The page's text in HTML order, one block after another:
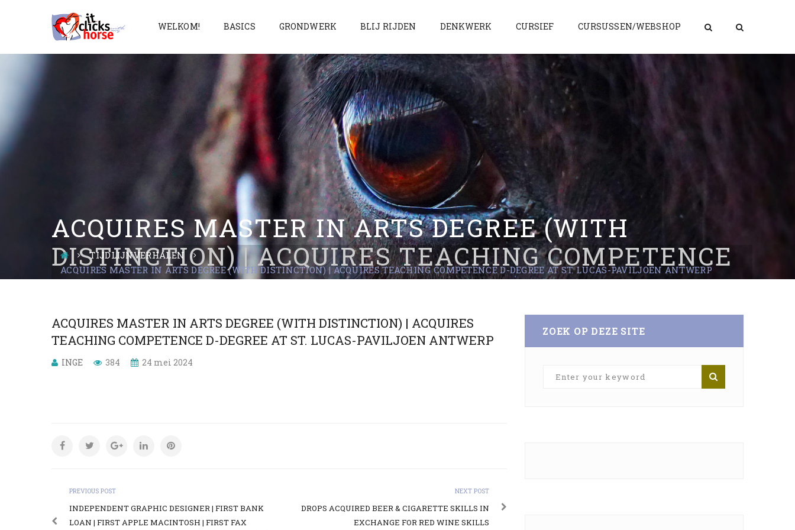
WELKOM! BASICS GRONDWERK BLIJ RIJDEN DENKWERK CURSIEF CURSUSSEN/WEBSHOP
ACQUIRES MASTER IN ARTS DEGREE (WITH
DISTINCTION) | ACQUIRES TEACHING COMPETENCE
D-DEGREE AT ST. LUCAS-PAVILJOEN ANTWERP
TIJDLIJNVERHALEN
ACQUIRES MASTER IN ARTS DEGREE (WITH DISTINCTION) | ACQUIRES TEACHING COMPETENCE D-DEGREE AT ST. LUCAS-PAVILJOEN ANTWERP
ACQUIRES MASTER IN ARTS DEGREE (WITH DISTINCTION) | ACQUIRES
TEACHING COMPETENCE D-DEGREE AT ST. LUCAS-PAVILJOEN ANTWERP
INGE 384 24 mei 2024
PREVIOUS POST
INDEPENDENT GRAPHIC DESIGNER | FIRST BANK
LOAN | FIRST APPLE MACINTOSH | FIRST FAX
NEXT POST
DROPS ACQUIRED BEER & CIGARETTE SKILLS IN
EXCHANGE FOR RED WINE SKILLS
ZOEK OP DEZE SITE